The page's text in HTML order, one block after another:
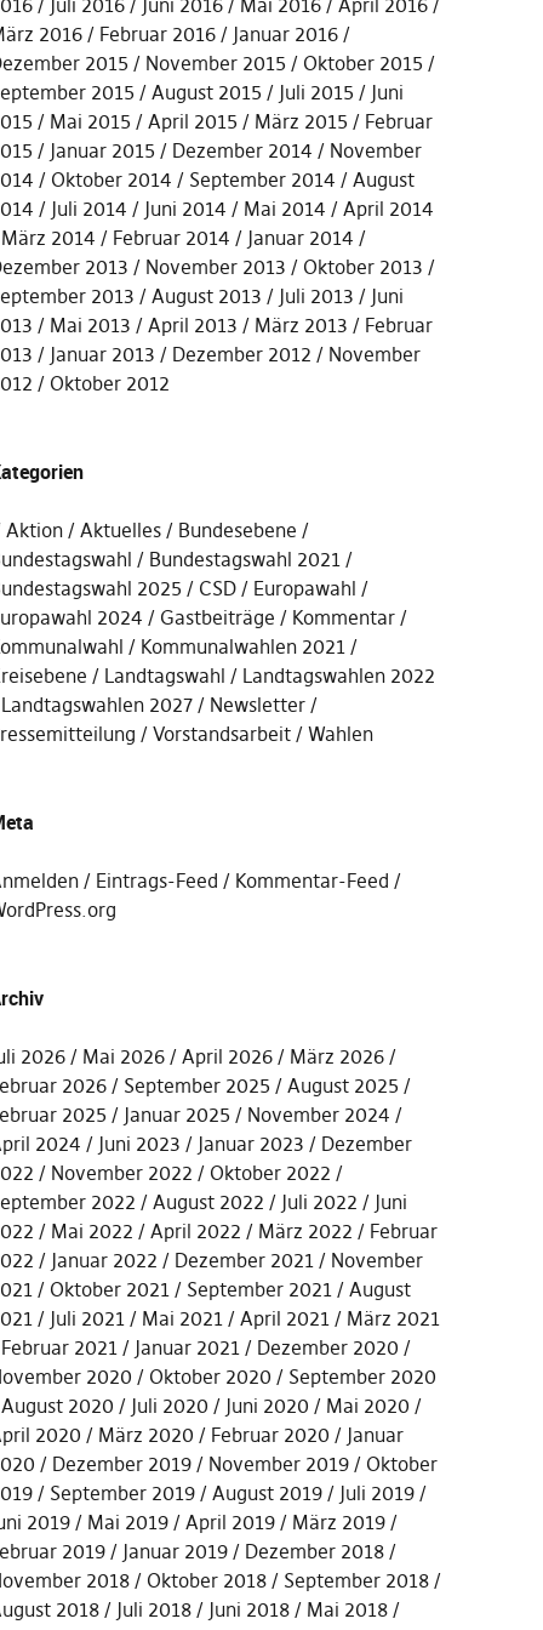
Juli 2016 Juni 2016 Mai 2016
April 2016
2016
Februar 2016
Januar 2016
2015
November 2015
Oktober 2015
2015
August 2015 Juli 2015
Juni
Mai 2015 April 2015 März 2015
Februar
Januar 2015 Dezember 2014
November
Oktober 2014 September 2014
August
Juli 2014 Juni 2014 Mai 2014
April 2014
März 2014
Februar 2014
Januar 2014
2013
November 2013
Oktober 2013
2013
August 2013 Juli 2013
Juni
Mai 2013 April 2013 März 2013
Februar
Januar 2013 Dezember 2012
November
Oktober 2012
Aktion Aktuelles
Bundesebene
Bundestagswahl 2021
2025
CSD
Europawahl
2024
Gastbeiträge
Kommentar
Kommunalwahlen 2021
Landtagswahl
Landtagswahlen 2022
Landtagswahlen 2027
Newsletter
Vorstandsarbeit Wahlen
Eintrags-Feed
Kommentar-Feed
2026 Mai 2026 April 2026
März 2026
2026
September 2025
August 2025
2025
Januar 2025
November 2024
2024
Juni 2023 Januar 2023
Dezember
November 2022
Oktober 2022
2022
August 2022 Juli 2022
Juni
Mai 2022 April 2022 März 2022
Februar
Januar 2022 Dezember 2021
November
Oktober 2021 September 2021
August
Juli 2021 Mai 2021 April 2021
März 2021
Februar 2021
Januar 2021
Dezember 2020
2020
Oktober 2020
September 2020
August 2020
Juli 2020 Juni 2020
Mai 2020
2020
März 2020 Februar 2020
Januar
Dezember 2019 November 2019
Oktober
September 2019 August 2019
Juli 2019
2019
Mai 2019 April 2019
März 2019
2019
Januar 2019
Dezember 2018
2018
Oktober 2018
September 2018
2018
Juli 2018 Juni 2018
Mai 2018